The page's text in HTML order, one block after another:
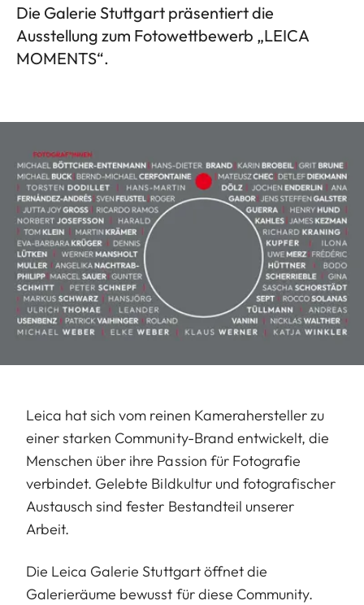
Die Galerie Stuttgart präsentiert die
Ausstellung zum Fotowettbewerb „LEICA
MOMENTS“.
Leica hat sich vom reinen Kamerahersteller zu
einer starken Community-Brand entwickelt, die
Menschen über ihre Passion für Fotografie
verbindet. Gelebte Bildkultur und fotografischer
Austausch sind fester Bestandteil unserer
Arbeit.
Die Leica Galerie Stuttgart öffnet die
Galerieräume bewusst für diese Community.